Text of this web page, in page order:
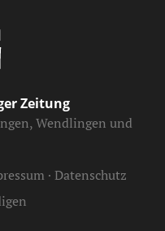
Zeitung
Wendlingen und
Datenschutz